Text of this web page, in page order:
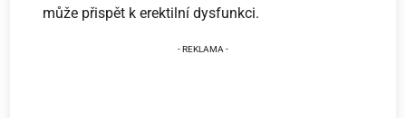
může přispět k erektilní dysfunkci.